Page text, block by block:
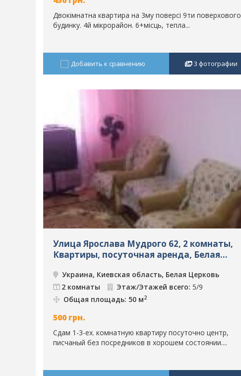
Двокімнатна квартира на 3му поверсі 9ти поверхового
будинку. 4й мікрорайон. 6+місць, тепла...
Добавить к сравнению 3 фотографии
Улица Ярослава Мудрого 62, 2 комнаты,
Квартиры, посуточная аренда, Белая
Украина, Киевская область, Белая Церковь
2 комнаты
Этаж/Этажей всего: 5/9
Общая площадь: 50 м2
500 грн.
Сдам 1-3-ех. комнатную квартиру посуточно центр,
писчаный без посредников в хорошем состоянии....